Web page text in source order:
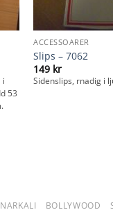
i
53
ACCESSOARER
Slips – 7062
149 kr
Sidenslips, rnadig i
BOLLYWOOD